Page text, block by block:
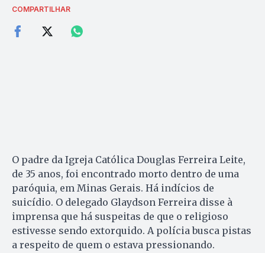
COMPARTILHAR
O padre da Igreja Católica Douglas Ferreira Leite,
de 35 anos, foi encontrado morto dentro de uma
paróquia, em Minas Gerais. Há indícios de
suicídio. O delegado Glaydson Ferreira disse à
imprensa que há suspeitas de que o religioso
estivesse sendo extorquido. A polícia busca pistas
a respeito de quem o estava pressionando.